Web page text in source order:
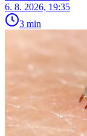
6. 8. 2026, 19:35
3 min